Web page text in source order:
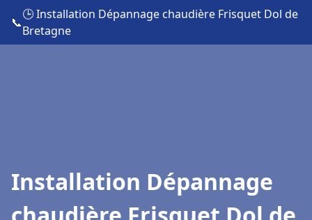
📞
🕒 Installation Dépannage chaudière Frisquet Dol de
Bretagne
Installation Dépannage